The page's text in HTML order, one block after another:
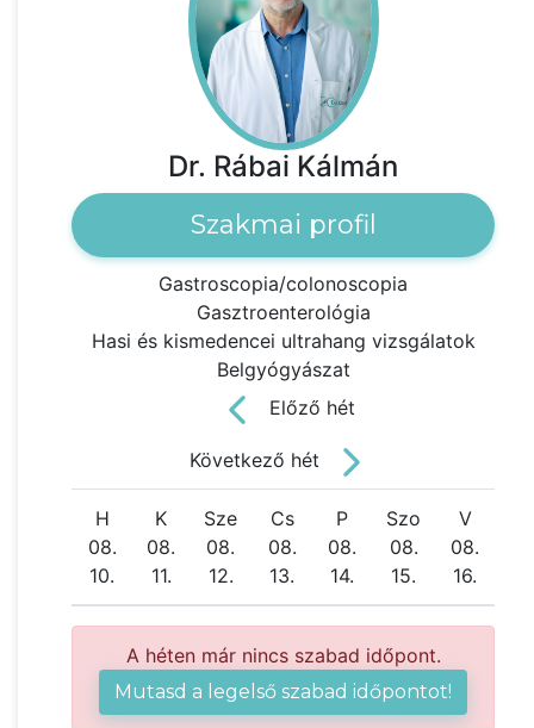
Dr. Rábai Kálmán
Szakmai profil
Gastroscopia/colonoscopia
Gasztroenterológia
Hasi és kismedencei ultrahang vizsgálatok
Belgyógyászat
Előző hét
Következő hét
H
08.
10.
K
08.
11.
Sze
08.
12.
Cs
08.
13.
P
08.
14.
Szo
08.
15.
V
08.
16.
A héten már nincs szabad időpont.
Mutasd a legelső szabad időpontot!